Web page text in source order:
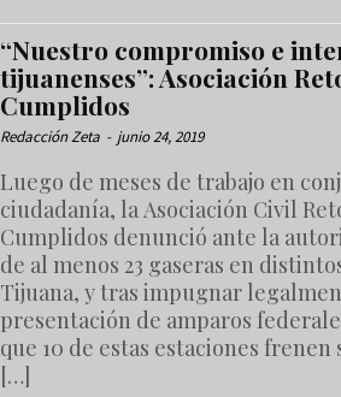
“Nuestro compromiso e
tijuanenses”: Asociación
Cumplidos
Redacción Zeta - junio 24, 2019
Luego de meses de trabajo en
ciudadanía, la Asociación Civil
Cumplidos denunció ante la
de al menos 23 gaseras en
Tijuana, y tras impugnar
presentación de amparos
que 10 de estas estaciones frenen
[…]